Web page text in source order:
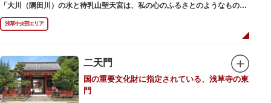
「大川（隅田川）の水と待乳山聖天宮は、私の心のふるさとのようなもの
だ」（『東京の情景「大川と待乳山聖天宮」』より）と記しており、小説の
舞台にも待乳山や近くの今戸、橋場などをたびたび登場させています。
浅草中央部エリア
二天門
国の重要文化財に指定されている、浅草寺の東
門